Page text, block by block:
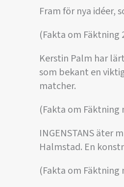
Fram för nya idéer,
(Fakta om Fäktning
Kerstin Palm har
som bekant en
matcher.
(Fakta om Fäktning
INGENSTANS äter
Halmstad. En
(Fakta om Fäktning